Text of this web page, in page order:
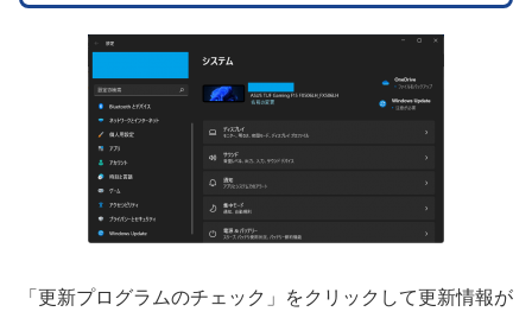
「更新プログラムのチェック」をクリックして更新情報が